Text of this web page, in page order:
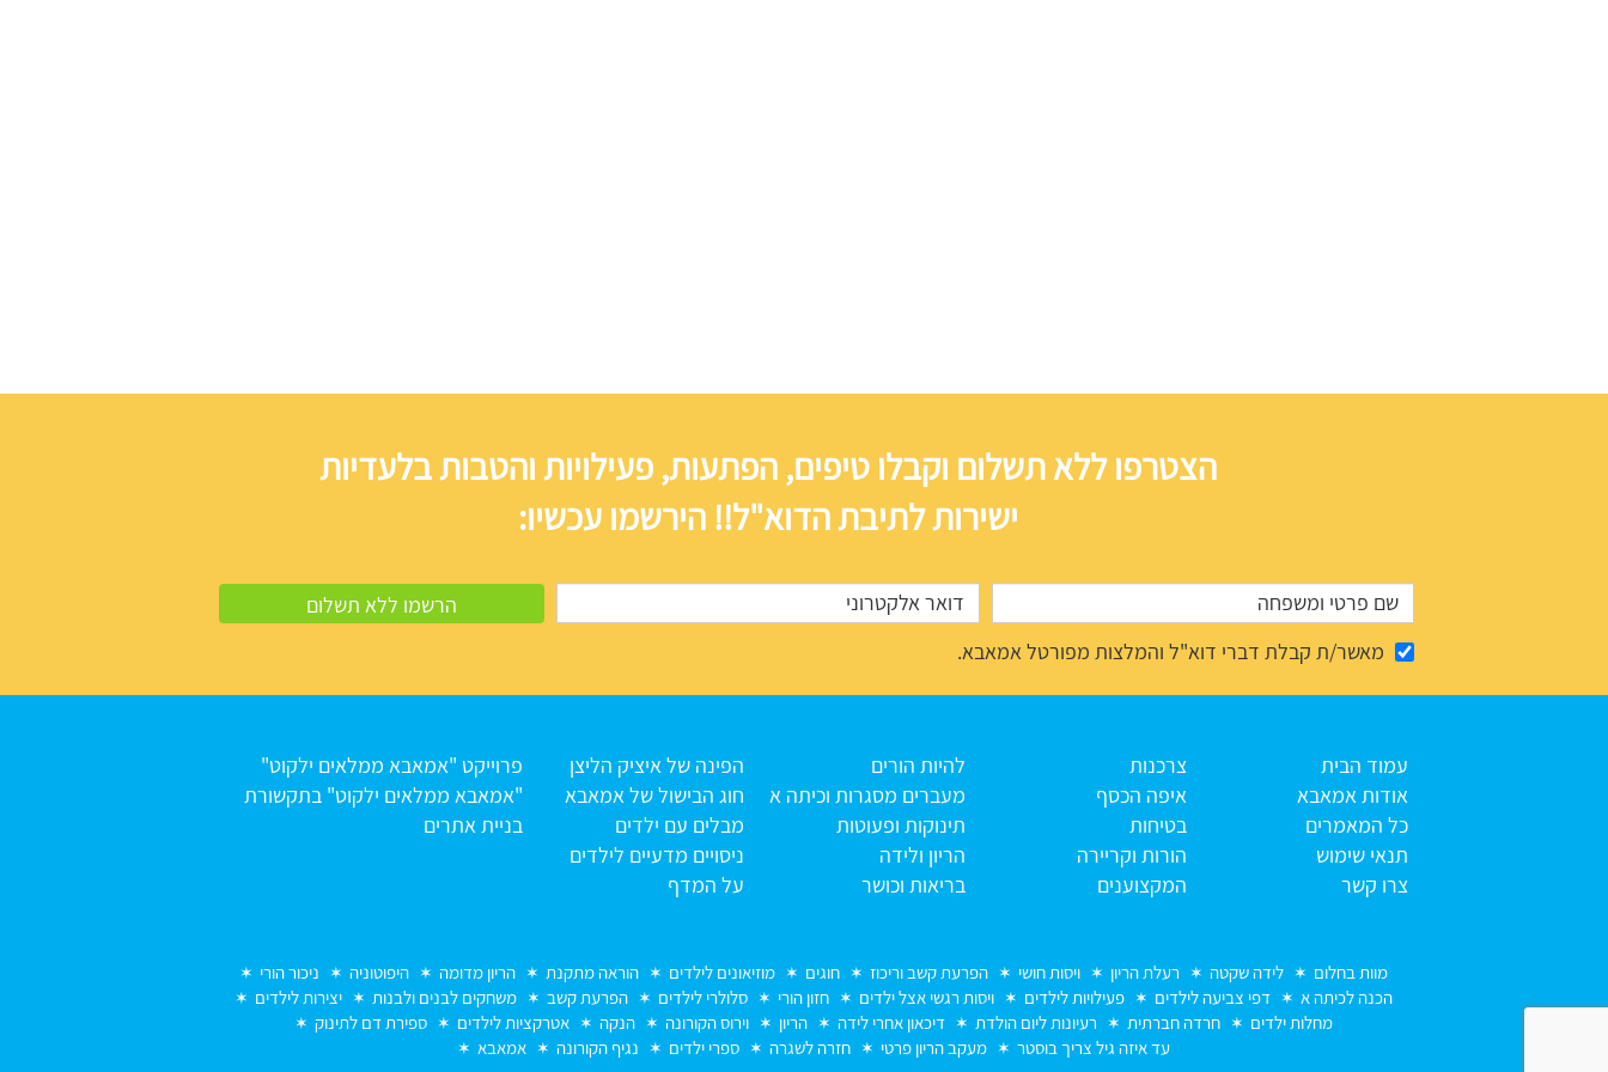
הצטרפו ללא תשלום וקבלו טיפים, הפתעות, פעילויות והטבות בלעדיות
ישירות לתיבת הדוא"ל!! הירשמו עכשיו:
מאשר/ת קבלת דברי דוא"ל והמלצות מפורטל אמאבא.
עמוד הבית
אודות אמאבא
כל המאמרים
תנאי שימוש
צרו קשר
צרכנות
איפה הכסף
בטיחות
הורות וקריירה
המקצוענים
להיות הורים
מעברים מסגרות וכיתה א
תינוקות ופעוטות
הריון ולידה
בריאות וכושר
הפינה של איציק הליצן
חוג הבישול של אמאבא
מבלים עם ילדים
ניסויים מדעיים לילדים
על המדף
פרוייקט "אמאבא ממלאים ילקוט"
"אמאבא ממלאים ילקוט" בתקשורת
בניית אתרים
מוות בחלום לידה שקטה רעלת הריון ויסות חושי הפרעת קשב וריכוז חוגים מוזיאונים לילדים הוראה מתקנת הריון מדומה היפוטוניה
ניכור הורי
הכנה לכיתה א
דפי צביעה לילדים פעילויות לילדים ויסות רגשי אצל ילדים חזון הורי סלולרי לילדים הפרעת קשב משחקים לבנים ולבנות
יצירות לילדים
מחלות ילדים
חרדה חברתית רעיונות ליום הולדת דיכאון אחרי לידה הריון וירוס הקורונה הנקה אטרקציות לילדים
ספירת דם לתינוק
עד איזה גיל צריך בוסטר
מעקב הריון פרטי חזרה לשגרה ספרי ילדים נגיף הקורונה אמאבא